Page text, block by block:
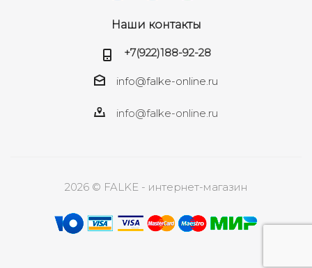
Наши контакты
+7(922)188-92-28
info@falke-online.ru
info@falke-online.ru
2026 © FALKE - интернет-магазин